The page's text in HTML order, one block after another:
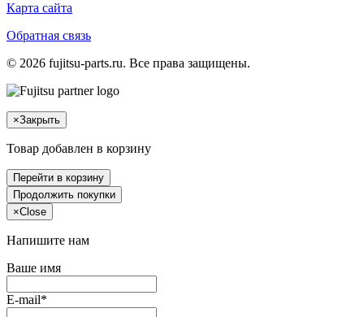
Карта сайта
Обратная связь
© 2026 fujitsu-parts.ru. Все права защищены.
×Закрыть
Товар добавлен в корзину
Перейти в корзину
Продолжить покупки
×Close
Напишите нам
Ваше имя
E-mail*